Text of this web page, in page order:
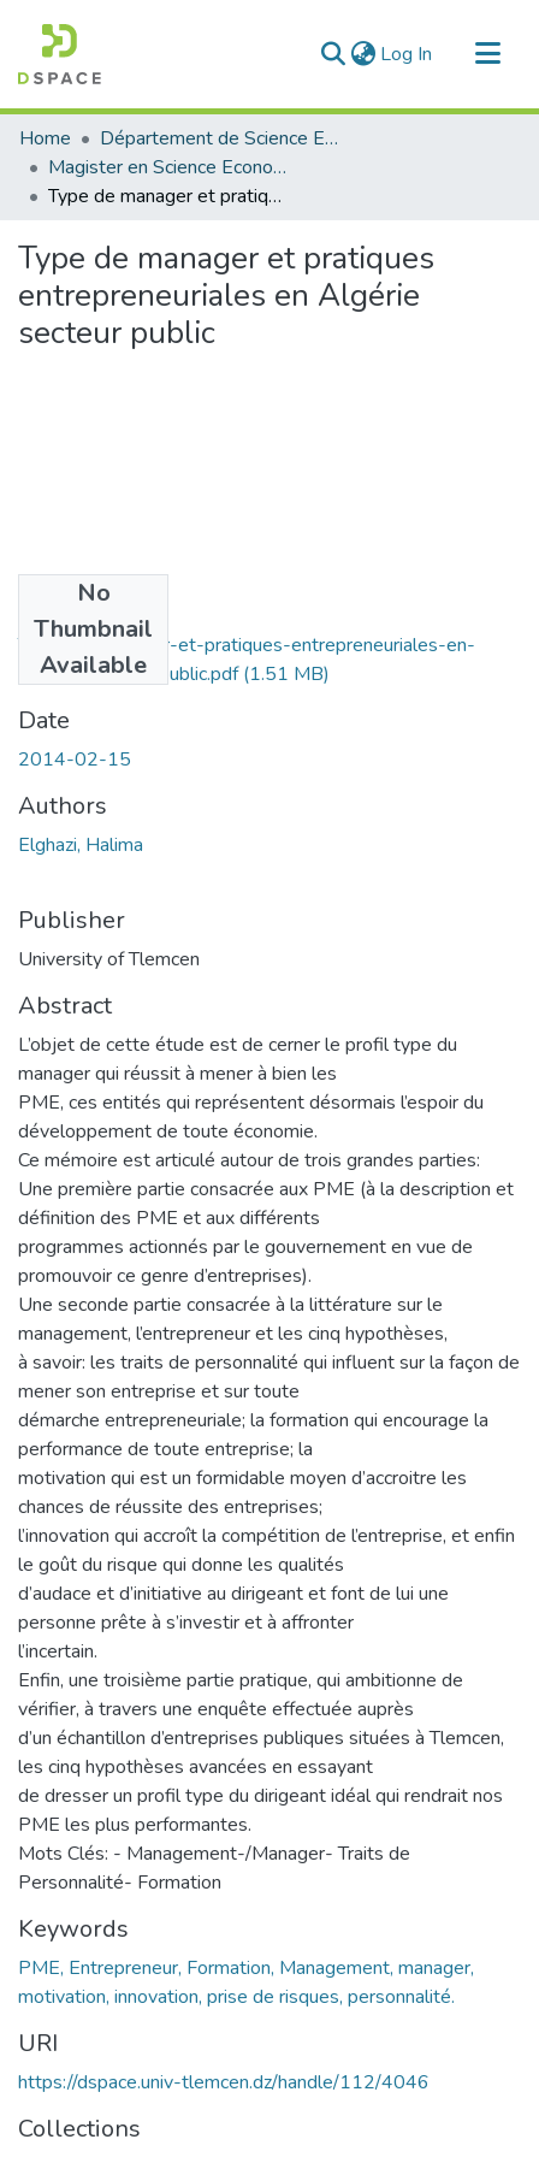
Log In (current)
Communities & Collections
All of DSpace
Statistics
Home
Département de Science Economique
Magister en Science Economique
Type de manager et pratiques entrepreneuriales en Algérie secteur public
Type de manager et pratiques
entrepreneuriales en Algérie
secteur public
No
Thumbnail
Available
Type-de-manager-et-pratiques-entrepreneuriales-en-
Algérie-secteur-public.pdf(1.51 MB)
Date
2014-02-15
Authors
Elghazi, Halima
Publisher
University of Tlemcen
Abstract
L’objet de cette étude est de cerner le profil type du
manager qui réussit à mener à bien les
PME, ces entités qui représentent désormais l’espoir du
développement de toute économie.
Ce mémoire est articulé autour de trois grandes parties:
Une première partie consacrée aux PME (à la description et
définition des PME et aux différents
programmes actionnés par le gouvernement en vue de
promouvoir ce genre d’entreprises).
Une seconde partie consacrée à la littérature sur le
management, l’entrepreneur et les cinq hypothèses,
à savoir: les traits de personnalité qui influent sur la façon de
mener son entreprise et sur toute
démarche entrepreneuriale; la formation qui encourage la
performance de toute entreprise; la
motivation qui est un formidable moyen d’accroitre les
chances de réussite des entreprises;
l’innovation qui accroît la compétition de l’entreprise, et enfin
le goût du risque qui donne les qualités
d’audace et d’initiative au dirigeant et font de lui une
personne prête à s’investir et à affronter
l’incertain.
Enfin, une troisième partie pratique, qui ambitionne de
vérifier, à travers une enquête effectuée auprès
d’un échantillon d’entreprises publiques situées à Tlemcen,
les cinq hypothèses avancées en essayant
de dresser un profil type du dirigeant idéal qui rendrait nos
PME les plus performantes.
Mots Clés: - Management-/Manager- Traits de
Personnalité- Formation
Keywords
PME, Entrepreneur, Formation, Management, manager,
motivation, innovation, prise de risques, personnalité.
URI
https://dspace.univ-tlemcen.dz/handle/112/4046
Collections